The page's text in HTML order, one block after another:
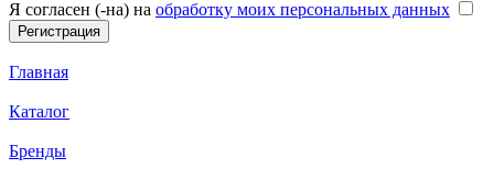
Я согласен (-на) на обработку моих персональных данных
Главная
Каталог
Бренды